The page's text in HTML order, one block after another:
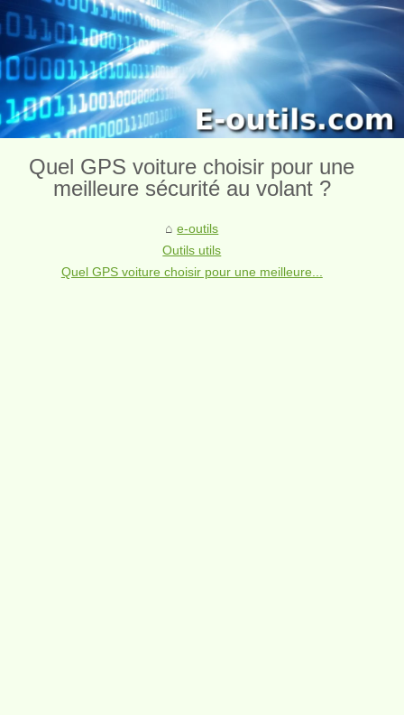
Quel GPS voiture choisir pour une
meilleure sécurité au volant ?
e-outils
Outils utils
Quel GPS voiture choisir pour une meilleure...